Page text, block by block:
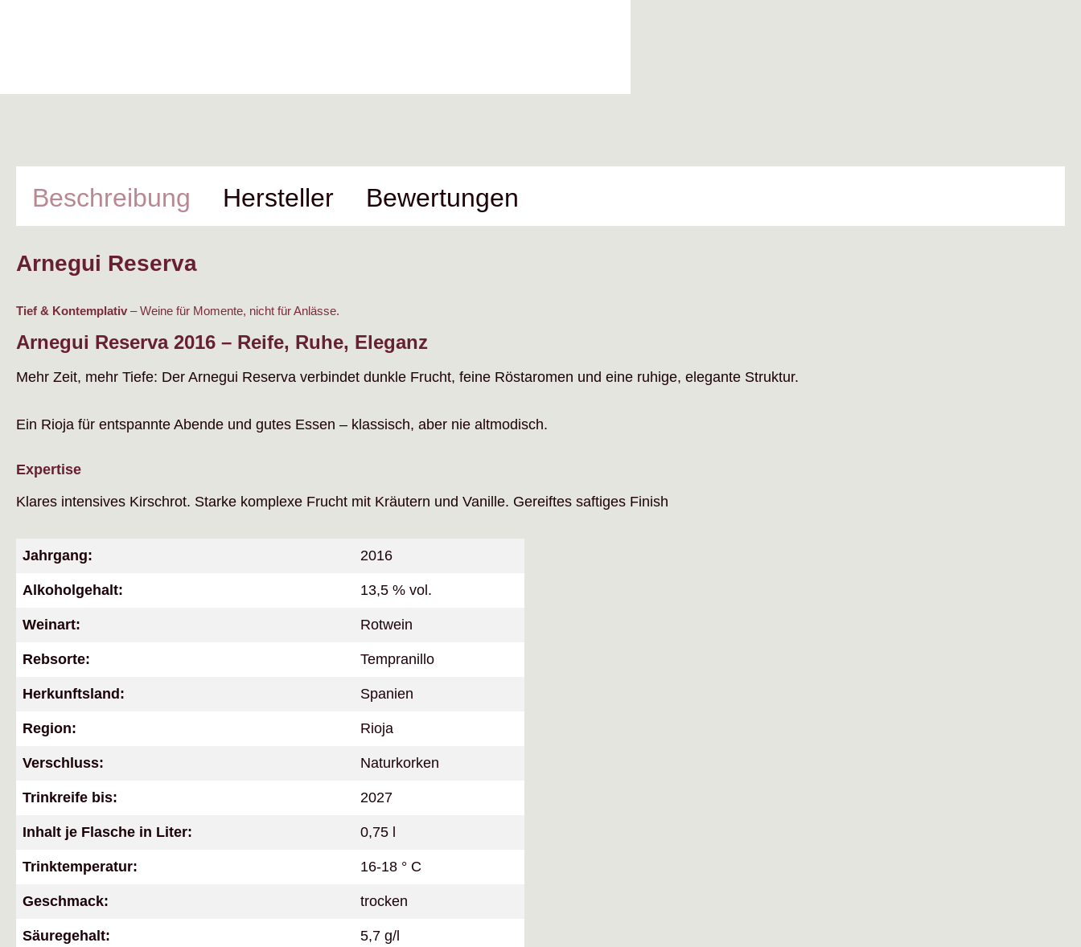
Beschreibung Hersteller Bewertungen
Arnegui Reserva
Tief & Kontemplativ – Weine für Momente, nicht für Anlässe.
Arnegui Reserva 2016 – Reife, Ruhe, Eleganz
Mehr Zeit, mehr Tiefe: Der Arnegui Reserva verbindet dunkle Frucht, feine Röstaromen und eine ruhige, elegante Struktur.
Ein Rioja für entspannte Abende und gutes Essen – klassisch, aber nie altmodisch.
Expertise
Klares intensives Kirschrot. Starke komplexe Frucht mit Kräutern und Vanille. Gereiftes saftiges Finish
Jahrgang: 2016
Alkoholgehalt: 13,5 % vol.
Weinart: Rotwein
Rebsorte: Tempranillo
Herkunftsland: Spanien
Region: Rioja
Verschluss: Naturkorken
Trinkreife bis: 2027
Inhalt je Flasche in Liter: 0,75 l
Trinktemperatur: 16-18 ° C
Geschmack: trocken
Säuregehalt: 5,7 g/l